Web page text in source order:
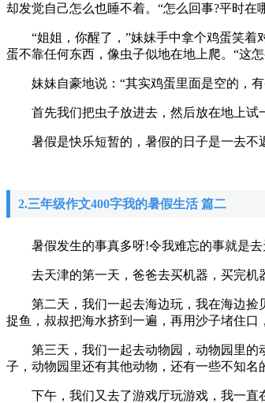
却发觉自己怎么也睡不着。“怎么回事?平时在
“姐姐，你醒了，”妹妹手中拿个鸡蛋笑着对
蛋不靠任何东西，像虫子似地在地上爬。“这怎
妹妹自豪地说：“其实鸡蛋里面是空的，有
首先我们把虫子放进去，然后放在地上试一
暑假是快乐短暂的，暑假的日子是一去不
2.三年级作文400字我的暑假生活 篇二
暑假发生的事真多呀!令我难忘的事就是去
去天津的第一天，爸爸去买机器，买完机
第二天，我们一起去海边玩，我在海边捡贝
捉鱼，叔叔把海水挤到一遍，再用沙子堵住口
第三天，我们一起去动物园，动物园里的
子，动物园里还有其他动物，还有一些不知名
下午，我们又去了游戏厅玩游戏，我一直在